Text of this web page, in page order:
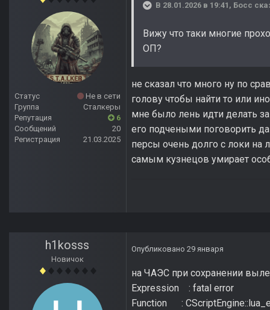
Статус
Не в сети
Группа
Сталкеры
Репутация
6
Сообщений
20
Регистрация
21.03.2025
В 28.01.2026 в 19:41, Босс
Вижу что таки многие
ОП?
не сказал что много ну по
голову чтобы найти то или
мне было лень идти делать
его подчеными поговорить
персы очень долго с локи на
самым кузнецов умирает
h1kosss
Новичок
Опубликовано 29 января
на ЧАЭС при сохранении
Expression : fatal error
Function :